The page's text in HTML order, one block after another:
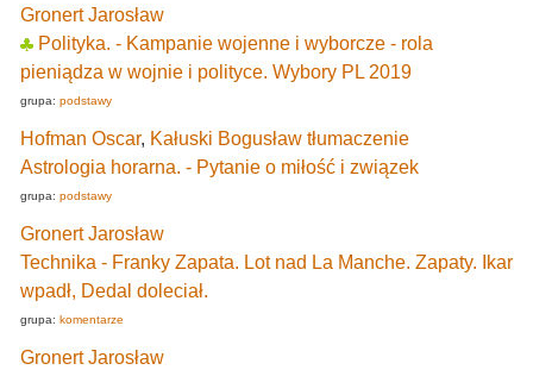
Gronert Jarosław
Polityka. - Kampanie wojenne i wyborcze - rola
pieniądza w wojnie i polityce. Wybory PL 2019
grupa: podstawy
Hofman Oscar, Kałuski Bogusław tłumaczenie
Astrologia horarna. - Pytanie o miłość i związek
grupa: podstawy
Gronert Jarosław
Technika - Franky Zapata. Lot nad La Manche. Zapaty. Ikar
wpadł, Dedal doleciał.
grupa: komentarze
Gronert Jarosław